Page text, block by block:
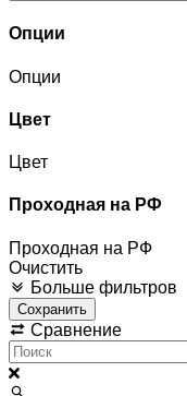
Опции
Опции
Цвет
Цвет
Проходная на РФ
Проходная на РФ
Очистить
Больше фильтров
Сохранить
Сравнение